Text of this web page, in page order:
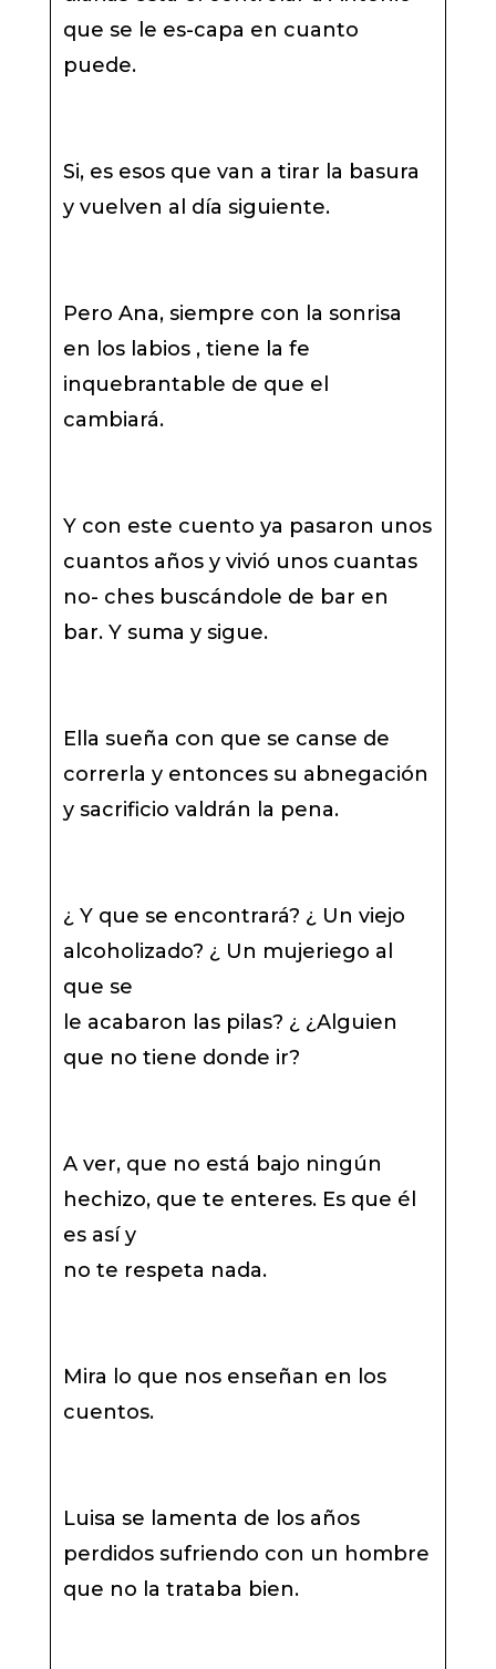
que se le es-capa en cuanto
puede.
Si, es esos que van a tirar la basura
y vuelven al día siguiente.
Pero Ana, siempre con la sonrisa
en los labios , tiene la fe
inquebrantable de que el
cambiará.
Y con este cuento ya pasaron unos
cuantos años y vivió unos cuantas
no- ches buscándole de bar en
bar. Y suma y sigue.
Ella sueña con que se canse de
correrla y entonces su abnegación
y sacrificio valdrán la pena.
¿ Y que se encontrará? ¿ Un viejo
alcoholizado? ¿ Un mujeriego al
que se
le acabaron las pilas? ¿ ¿Alguien
que no tiene donde ir?
A ver, que no está bajo ningún
hechizo, que te enteres. Es que él
es así y
no te respeta nada.
Mira lo que nos enseñan en los
cuentos.
Luisa se lamenta de los años
perdidos sufriendo con un hombre
que no la trataba bien.